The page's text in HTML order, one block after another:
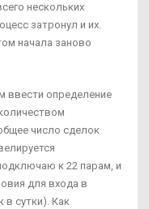
нескольких
затронул и их.
начала заново
ввести определение
число сделок
к 22 парам, и
для входа в
в сутки). Как